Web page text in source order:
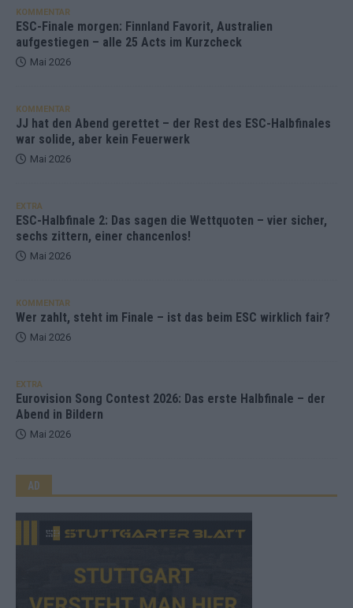
KOMMENTAR
ESC-Finale morgen: Finnland Favorit, Australien
aufgestiegen – alle 25 Acts im Kurzcheck
Mai 2026
KOMMENTAR
JJ hat den Abend gerettet – der Rest des ESC-Halbfinales
war solide, aber kein Feuerwerk
Mai 2026
EXTRA
ESC-Halbfinale 2: Das sagen die Wettquoten – vier sicher,
sechs zittern, einer chancenlos!
Mai 2026
KOMMENTAR
Wer zahlt, steht im Finale – ist das beim ESC wirklich fair?
Mai 2026
EXTRA
Eurovision Song Contest 2026: Das erste Halbfinale – der
Abend in Bildern
Mai 2026
AD